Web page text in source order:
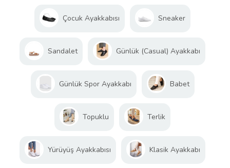
Çocuk Ayakkabısı Sneaker
Sandalet Günlük (Casual) Ayakkabı
Günlük Spor Ayakkabı Babet
Topuklu Terlik
Yürüyüş Ayakkabısı Klasik Ayakkabı